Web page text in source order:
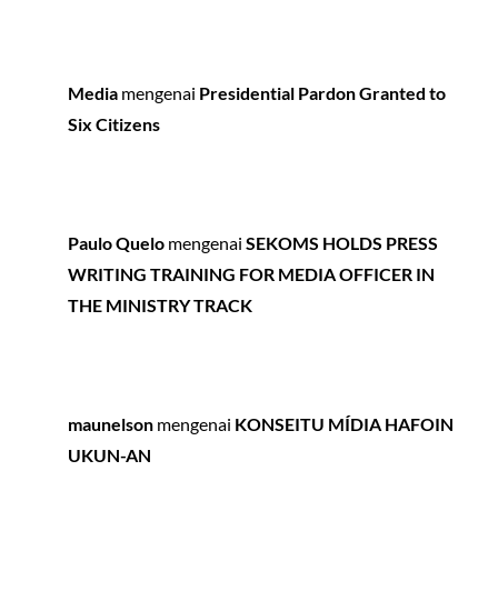
Media mengenai Presidential Pardon Granted to
Six Citizens
Paulo Quelo mengenaiSEKOMS HOLDS PRESS
WRITING TRAINING FOR MEDIA OFFICER IN
THE MINISTRY TRACK
maunelson mengenai KONSEITU MÍDIA HAFOIN
UKUN-AN